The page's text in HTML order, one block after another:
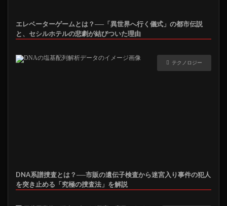
エレベーターゲームとは？──「異世界へ行く儀式」の都市伝説
と、セシルホテルの悲劇が結びついた理由
テクノロジー
DNA系譜捜査とは？──市販の遺伝子検査から迷宮入り事件の犯人
を突き止める「究極の捜査法」を解説